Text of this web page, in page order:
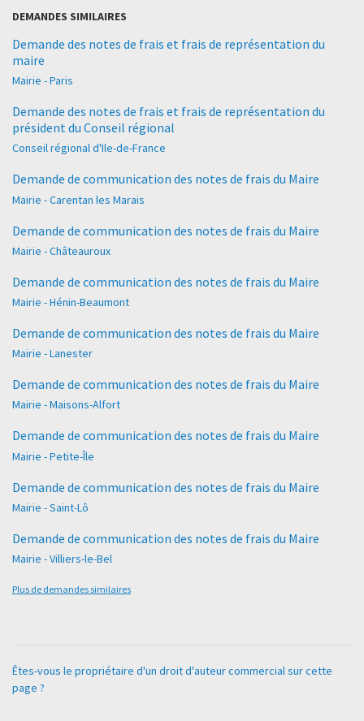
DEMANDES SIMILAIRES
Demande des notes de frais et frais de représentation du
maire
Mairie - Paris
Demande des notes de frais et frais de représentation du
président du Conseil régional
Conseil régional d'Ile-de-France
Demande de communication des notes de frais du Maire
Mairie - Carentan les Marais
Demande de communication des notes de frais du Maire
Mairie - Châteauroux
Demande de communication des notes de frais du Maire
Mairie - Hénin-Beaumont
Demande de communication des notes de frais du Maire
Mairie - Lanester
Demande de communication des notes de frais du Maire
Mairie - Maisons-Alfort
Demande de communication des notes de frais du Maire
Mairie - Petite-Île
Demande de communication des notes de frais du Maire
Mairie - Saint-Lô
Demande de communication des notes de frais du Maire
Mairie - Villiers-le-Bel
Plus de demandes similaires
Êtes-vous le propriétaire d'un droit d'auteur commercial sur cette
page ?